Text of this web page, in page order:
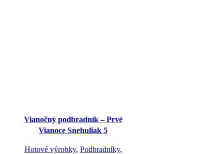
Vianočný podbradník – Prvé
Vianoce Snehuliak 5
Hotové výrobky, Podbradníky,